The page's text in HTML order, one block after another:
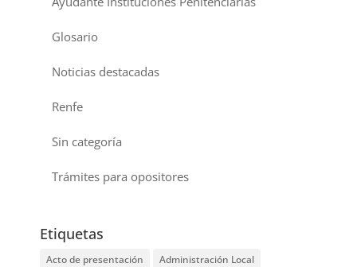
Glosario
Noticias destacadas
Renfe
Sin categoría
Trámites para opositores
Etiquetas
Acto de presentación
Administración Local